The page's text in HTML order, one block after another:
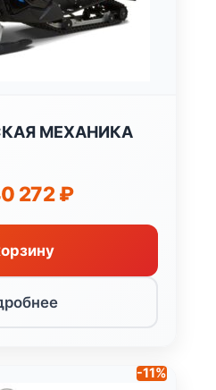
МЕХАНИКА
272₽Текущая
740
-11%